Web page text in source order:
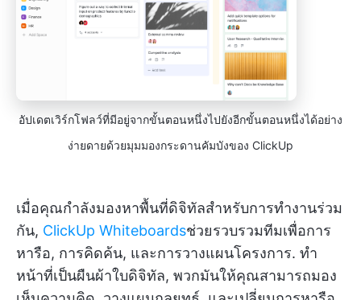
อัปเดตเวิร์กโฟลว์ที่มีอยู่จากขั้นตอนหนึ่งไปยังอีกขั้นตอนหนึ่งได้อย่าง
ง่ายดายด้วยมุมมองกระดานคัมบังของ ClickUp
เมื่อคุณกำลังมองหาพื้นที่ดิจิทัลสำหรับการทำงานร่วม
กัน, ClickUp Whiteboardsช่วยรวบรวมทีมเพื่อการ
หารือ, การคิดค้น, และการวางแผนโครงการ. ทำ
หน้าที่เป็นผืนผ้าใบดิจิทัล, พวกมันให้คุณสามารถมอง